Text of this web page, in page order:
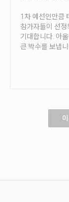
자주묻는질
입상자소식
사무국위치
1차 예선인만큼
참가자들이 선
기대합니다. 아
큰 박수를 보냅